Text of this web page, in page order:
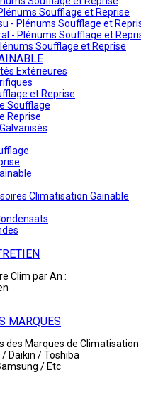
Soufflage et Reprise
- Plénums Soufflage et
- Plénums Soufflage et
Soufflage et Reprise
Extérieures
et Reprise
Soufflage
Reprise
Climatisation Gainable
Clim par An :
MARQUES
des Marques de Climatisation
Daikin / Toshiba
/ Etc